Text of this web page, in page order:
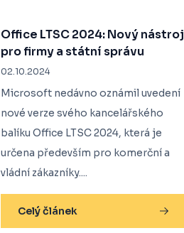
Office LTSC 2024: Nový nástroj
pro firmy a státní správu
02.10.2024
Microsoft nedávno oznámil uvedení
nové verze svého kancelářského
balíku Office LTSC 2024, která je
určena především pro komerční a
vládní zákazníky....
Celý článek